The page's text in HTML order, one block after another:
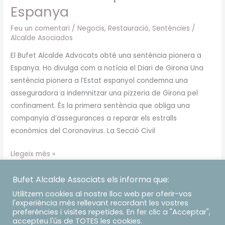
Espanya
Feu un comentari /Negocis,Restauració, Sentències /
Alcalde Asociados
El Bufet Alcalde Advocats obté una sentència pionera a
Espanya. Ho divulga com a notícia el Diari de Girona Una
sentència pionera a l’Estat espanyol condemna una
asseguradora a indemnitzar una pizzeria de Girona pel
confinament. És la primera sentència que obliga una
companyia d’assegurances a reparar els estralls
econòmics del Coronavirus. La Secció Civil
Llegeix més »
Bufet Alcalde Associats els informa que:
Utilitzem cookies al nostre lloc web per oferir-vos
l'experiència més rellevant recordant les vostres
preferències i visites repetides. En fer clic a "Acceptar",
accepteu l'ús de TOTES les cookies.